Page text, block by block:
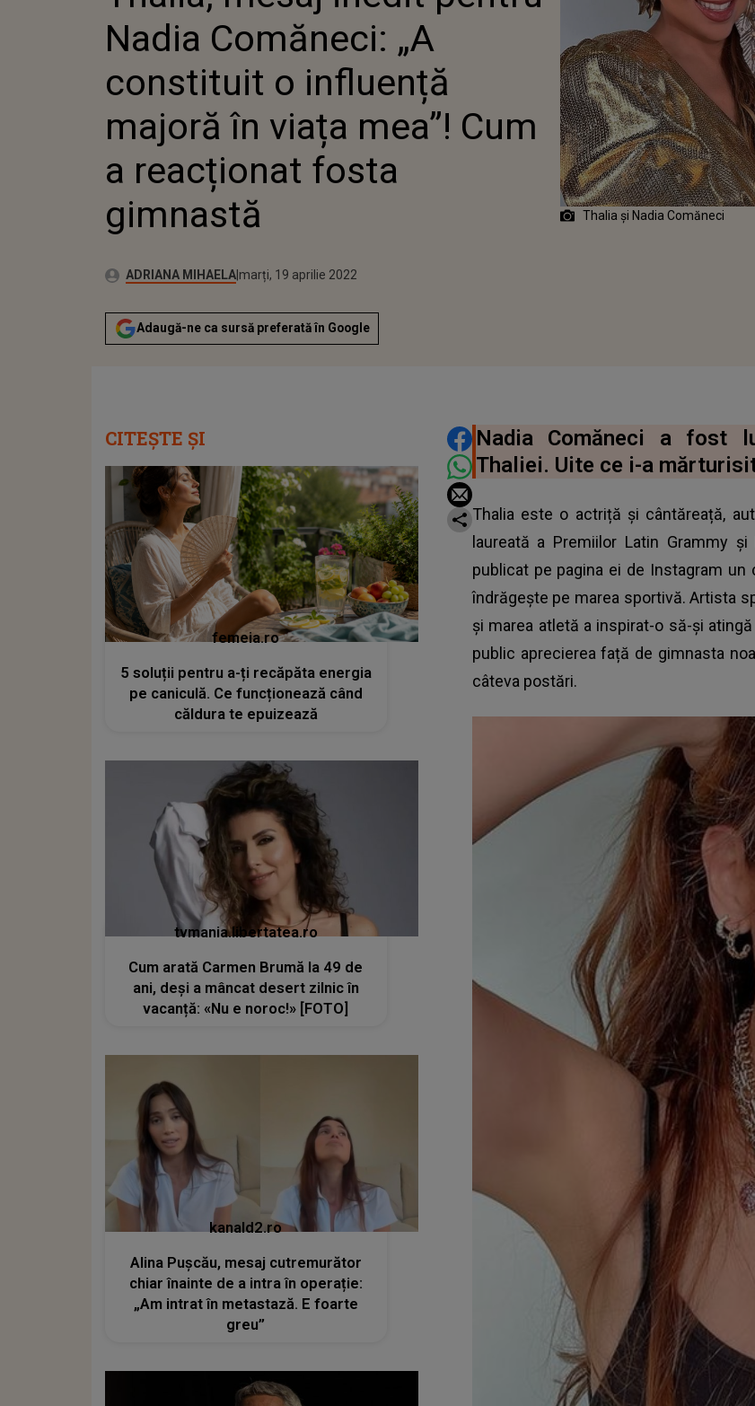
MAJORĂ ÎN VIAȚA MEA”! CUM A
REACȚIONAT FOSTA GIMNASTĂ
Nadia Comăneci: „A
constituit o influență
majoră în viața mea”! Cum
a reacționat fosta
gimnastă
Autor:ADRIANA MIHAELAPublicat:
marți, 19 aprilie 2022
Actualizat:
marți, 19 aprilie 2022
Adaugă-ne ca sursă preferată în Google
Thalia și Nadia Comăneci
DISTRIBUIE ARTICOLUL
Nadia Comăneci a fost
Thaliei. Uite ce i-a
Thalia este o actriță și cântăreață,
laureată a Premiilor Latin Grammy
publicat pe pagina ei de Instagram
îndrăgește pe marea sportivă. Artista
și marea atletă a inspirat-o să-și
public aprecierea față de gimnasta
câteva postări.
CITEȘTE ȘI
femeia.ro
5 soluții pentru a-ți recăpăta energia
pe caniculă. Ce funcționează când
căldura te epuizează
tvmania.libertatea.ro
Cum arată Carmen Brumă la 49 de
ani, deși a mâncat desert zilnic în
vacanță: «Nu e noroc!» [FOTO]
kanald2.ro
Alina Pușcău, mesaj cutremurător
chiar înainte de a intra în operație:
„Am intrat în metastază. E foarte
greu”